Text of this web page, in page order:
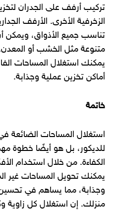
تركيب أرفف على الجدران
الزخرفية الأخرى. الأرفف
تناسب جميع الأذواق،
متنوعة مثل الخشب أو المعدن.
يمكنك استغلال المساحات
أماكن تخزين عملية وجذابة.
خاتمة
استغلال المساحات الضائعة
للديكور، بل هو أيضًا خطوة
الكفاءة. من خلال استخدام
يمكنك تحويل المساحات غير
وجذابة، مما يساهم في تحسين
منزلك. إن استغلال كل زاوية